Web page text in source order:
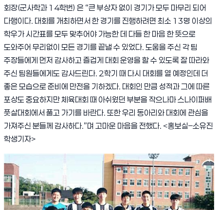
회장(군사학과 14학번) 은 “큰 부상자 없이 경기가 모두 마무리 되어
다행이다. 대회를 개최하면서 한 경기를 진행하려면 최소 13명 이상의
학우가 시간표를 모두 맞추어야 가능한 데 다들 한 마음 한 뜻으로
도와주어 무리없이 모든 경기를 끝낼 수 있었다. 도움을 주신 각 팀
주장들에게 먼저 감사하고 즐겁게 대회 운영을 할 수 있도록 잘 따라와
주신 팀원들에게도 감사드린다. 2학기 때 다시 대회를 열 예정인데 더
좋은 모습으로 준비에 만전을 기하겠다. 대회인 만큼 성적과 그에 따른
포상도 중요하지만 체육대회 때 아쉬웠던 부분을 작으나마 스나이퍼배
풋살대회에서 풀고 가기를 바란다. 또한 우리 동아리와 대회에 관심을
가져주신 분들께 감사하다.”며 고마운 마음을 전했다. <홍보실–소유진
학생기자>